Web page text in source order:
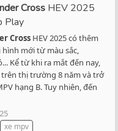
Cross HEV 2025
Play
Cross HEV 2025 có thêm
hình mới từ màu sắc,
Kể từ khi ra mắt đến nay,
trên thị trường 8 năm và trở
hạng B. Tuy nhiên, đến
xe mpv